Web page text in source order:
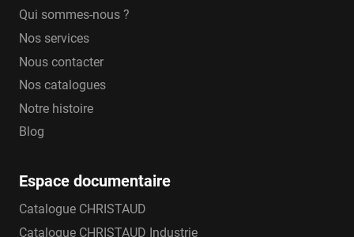
Qui sommes-nous ?
Nos services
Nous contacter
Nos catalogues
Notre histoire
Blog
Espace documentaire
Catalogue CHRISTAUD
Catalogue CHRISTAUD Industrie